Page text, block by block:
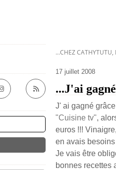
...CHEZ CATHYTUTU,
17 juillet 2008
...J'ai
J' ai gagné
"Cuisine tv",
euros !!!
en avais
Je vais être
bonnes recettes